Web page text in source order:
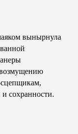
вынырнула
возмущению
сцепщикам,
и сохранности.